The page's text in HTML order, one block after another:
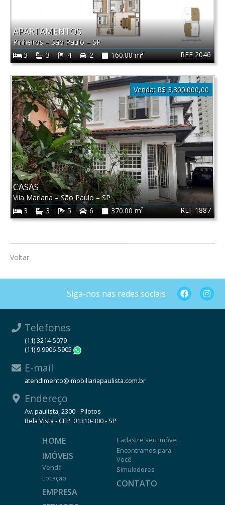
REF 2046
APARTAMENTOS
Pinheiros–São Paulo–SP
3
3 4 2 160.00 m²
REF 1887
CASAS
Vila Mariana–São Paulo–SP
3
3 5 6 370.00 m²
Venda: R$ 3.300.000,00
Voltar
Siga-nos nas redes sociais
Telefones
(11) 3214-5079
(11) 9 9906-5905
E-mail
atendimento@imobiliariapaulista.com.br
Endereço
Av. paulista, 2300 - Pilotos
Bela Vista - CEP: 01310-300 - SP
HOME
IMÓVEIS
Venda
Locação
EMPRESA
Cadastre seu Imóvel
Encontramos para
Você
Simuladores
CONTATO